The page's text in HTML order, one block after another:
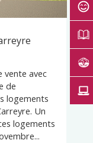
vente avec
de
logements
Un
logements